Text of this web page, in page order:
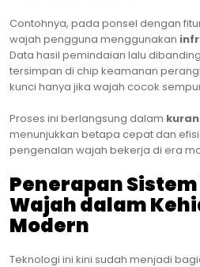
Contohnya, pada ponsel dengan
wajah pengguna menggunakan
Data hasil pemindaian lalu
tersimpan di chip keamanan
kunci hanya jika wajah cocok
Proses ini berlangsung dalam
menunjukkan betapa cepat dan
pengenalan wajah bekerja di era
Penerapan
Wajah dalam
Modern
Teknologi ini kini sudah menjadi